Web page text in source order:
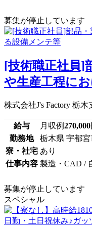
募集が停止しています
[技術職正社員]
や生産工程に
株式会社J's Factory 栃木
給与 月収例270,000
勤務地
栃木県 宇都宮
寮・社宅 あり
仕事内容 製造・CAD /
募集が停止しています
スペシャル